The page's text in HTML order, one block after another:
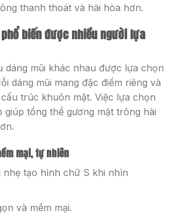
thanh thoát và hài hòa hơn.
biến được nhiều người lựa
dáng mũi khác nhau được lựa chọn
dáng mũi mang đặc điểm riêng và
trúc khuôn mặt. Việc lựa chọn
giúp tổng thể gương mặt trông hài
mại, tự nhiên
nhẹ tạo hình chữ S khi nhìn
và mềm mại.